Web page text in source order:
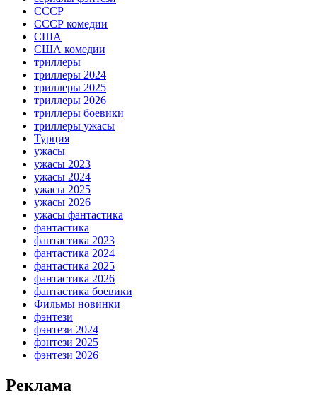
СССР
СССР комедии
США
США комедии
триллеры
триллеры 2024
триллеры 2025
триллеры 2026
триллеры боевики
триллеры ужасы
Турция
ужасы
ужасы 2023
ужасы 2024
ужасы 2025
ужасы 2026
ужасы фантастика
фантастика
фантастика 2023
фантастика 2024
фантастика 2025
фантастика 2026
фантастика боевики
Фильмы новинки
фэнтези
фэнтези 2024
фэнтези 2025
фэнтези 2026
Реклама